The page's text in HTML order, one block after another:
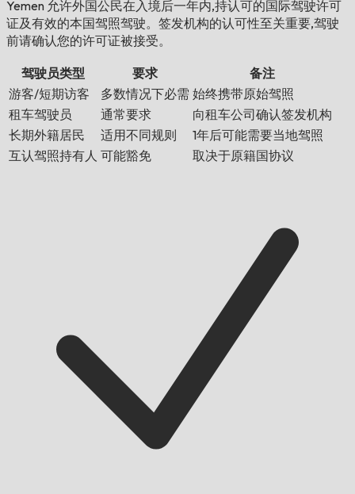
Yemen 允许外国公民在入境后一年内,持认可的国际驾驶许可
证及有效的本国驾照驾驶。签发机构的认可性至关重要,驾驶
前请确认您的许可证被接受。
驾驶员类型 要求
备注
游客/短期访客
多数情况下必需 始终携带原始驾照
租车驾驶员
通常要求
向租车公司确认签发机构
长期外籍居民
适用不同规则
1年后可能需要当地驾照
互认驾照持有人 可能豁免 取决于原籍国协议